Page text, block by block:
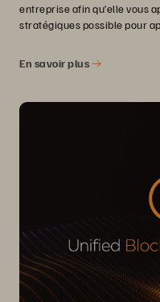
entreprise afin qu’elle vous
stratégiques possible pour
En savoir plus